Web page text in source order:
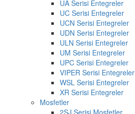
UA Serisi Entegreler
UC Serisi Entegreler
UCN Serisi Entegreler
UDN Serisi Entegreler
ULN Serisi Entegreler
UM Serisi Entegreler
UPC Serisi Entegreler
VIPER Serisi Entegreler
WSL Serisi Entegreler
XR Serisi Entegreler
Mosfetler